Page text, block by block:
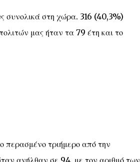
συνολικά στη χώρα. 316 (40,3%)
μας ήταν τα 79 έτη και το
τριήμερο από την
ανήλθαν σε 94, με τον αριθμό των